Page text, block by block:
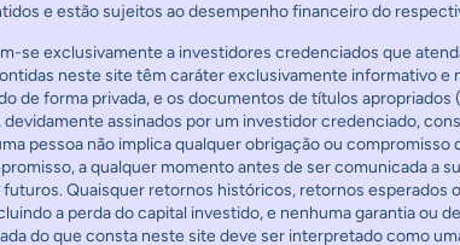
e estão sujeitos ao desempenho financeiro do
se exclusivamente a investidores credenciados que
neste site têm caráter exclusivamente informativo e
de forma privada, e os documentos de títulos
assinados por um investidor credenciado,
pessoa não implica qualquer obrigação ou compromisso
a qualquer momento antes de ser comunicada a
Quaisquer retornos históricos, retornos esperados
a perda do capital investido, e nenhuma garantia ou
do que consta neste site deve ser interpretado como